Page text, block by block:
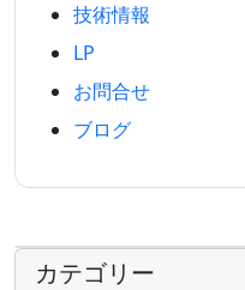
技術情報
LP
お問合せ
ブログ
カテゴリー